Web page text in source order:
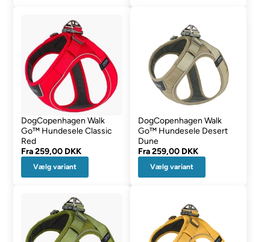
DogCopenhagen Walk
Go™ Hundesele Classic
Red
Fra259,00 DKK
Vælg variant
DogCopenhagen Walk
Go™ Hundesele Desert
Dune
Fra259,00 DKK
Vælg variant